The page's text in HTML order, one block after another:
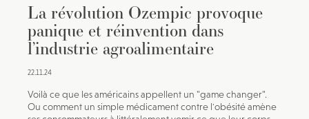
La révolution Ozempic provoque
panique et réinvention dans
l’industrie agroalimentaire
22.11.24
Voilà ce que les américains appellent un "game changer".
Ou comment un simple médicament contre l'obésité amène